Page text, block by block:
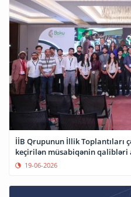
İİB Qrupunun İllik Toplantıları
keçirilən müsabiqənin qalibləri
19-06-2026